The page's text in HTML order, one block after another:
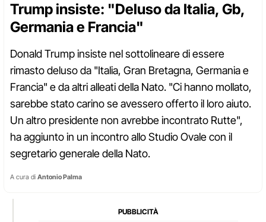
Trump insiste: "Deluso da Italia, Gb,
Germania e Francia"
Donald Trump insiste nel sottolineare di essere
rimasto deluso da "Italia, Gran Bretagna, Germania e
Francia" e da altri alleati della Nato. "Ci hanno mollato,
sarebbe stato carino se avessero offerto il loro aiuto.
Un altro presidente non avrebbe incontrato Rutte",
ha aggiunto in un incontro allo Studio Ovale con il
segretario generale della Nato.
A cura di Antonio Palma